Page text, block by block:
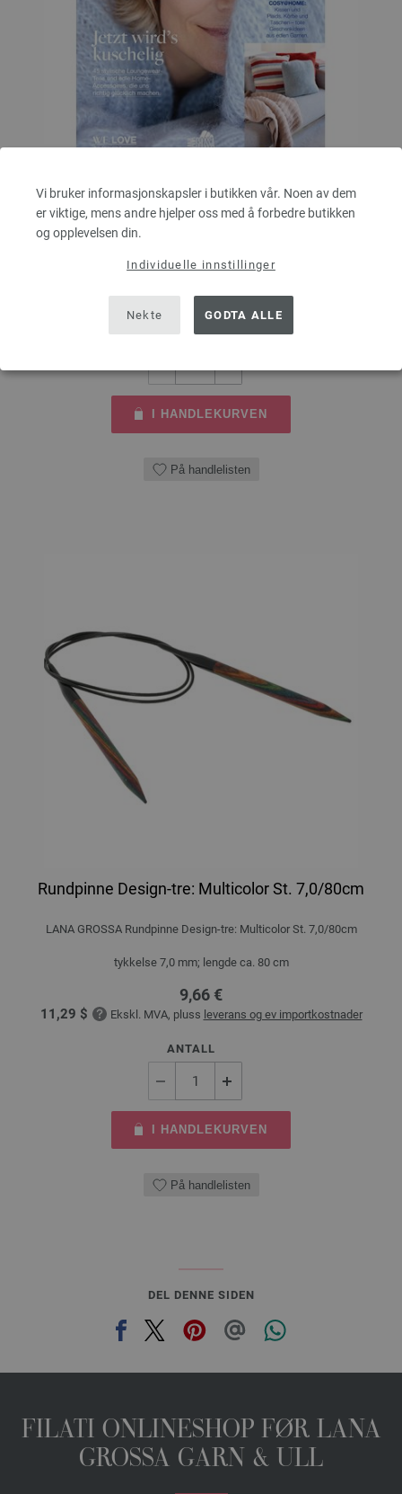
Vi bruker informasjonskapsler i butikken vår. Noen av dem
er viktige, mens andre hjelper oss med å forbedre butikken
og opplevelsen din.
Individuelle innstillinger
Nekte GODTA ALLE
home No. 77 - German Edition
Heftet med beskrivelser er på tysk. Individuelle oppskrifter kan fås på
8,74 $ Ekskl. MVA, plussleverans og ev importkostnader
ANTALL
I HANDLEKURVEN
På handlelisten
Rundpinne Design-tre: Multicolor St. 7,0/80cm
LANA GROSSA Rundpinne Design-tre: Multicolor St. 7,0/80cm
tykkelse 7,0 mm; lengde ca. 80 cm
9,66 €
11,29 $ Ekskl. MVA, pluss leverans og ev importkostnader
ANTALL
I HANDLEKURVEN
På handlelisten
DEL DENNE SIDEN
FILATI ONLINESHOP FØR LANA
GROSSA GARN & ULL